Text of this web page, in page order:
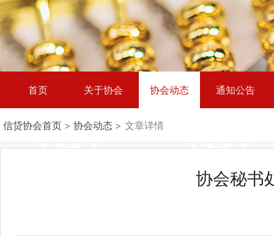
首页 关于协会 协会动态 通知公告
信贷协会首页 > 协会动态 > 文章详情
协会秘书